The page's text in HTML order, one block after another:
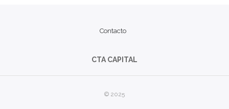
Contacto
CTA CAPITAL
© 2025